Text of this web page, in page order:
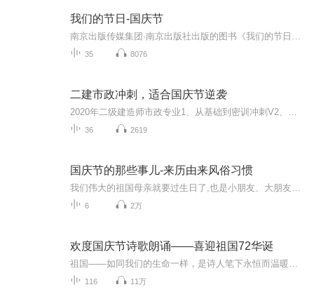
我们的节日-国庆节
35 8076
二建市政冲刺，适合国庆节逆袭
36 2619
国庆节的那些事儿-来历由来风俗习惯
6 2万
欢度国庆节诗歌朗诵——喜迎祖国72华诞
116 11万